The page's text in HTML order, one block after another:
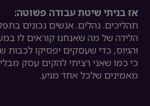
אז בניתי שיטת עבודה פשוטה:
תהליכים. נהלים. אנשים נכונים
הלידה של מה שאנחנו קוראים לו
והגיוס, כדי שעסקים יפסיקו לכבות
כי כמו שאני רציתי להקים עסק
מאמינים שלכל אחד מגיע.